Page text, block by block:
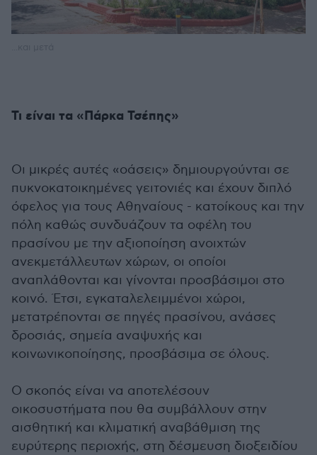
Τι είναι τα «Πάρκα Τσέπης»
Οι μικρές αυτές «οάσεις» δημιουργούνται σε
πυκνοκατοικημένες γειτονιές και έχουν διπλό
όφελος για τους Αθηναίους - κατοίκους και την
πόλη καθώς συνδυάζουν τα οφέλη του
πρασίνου με την αξιοποίηση ανοιχτών
ανεκμετάλλευτων χώρων, οι οποίοι
αναπλάθονται και γίνονται προσβάσιμοι στο
κοινό. Έτσι, εγκαταλελειμμένοι χώροι,
μετατρέπονται σε πηγές πρασίνου, ανάσες
δροσιάς, σημεία αναψυχής και
κοινωνικοποίησης, προσβάσιμα σε όλους.
Ο σκοπός είναι να αποτελέσουν
οικοσυστήματα που θα συμβάλλουν στην
αισθητική και κλιματική αναβάθμιση της
ευρύτερης περιοχής, στη δέσμευση διοξειδίου